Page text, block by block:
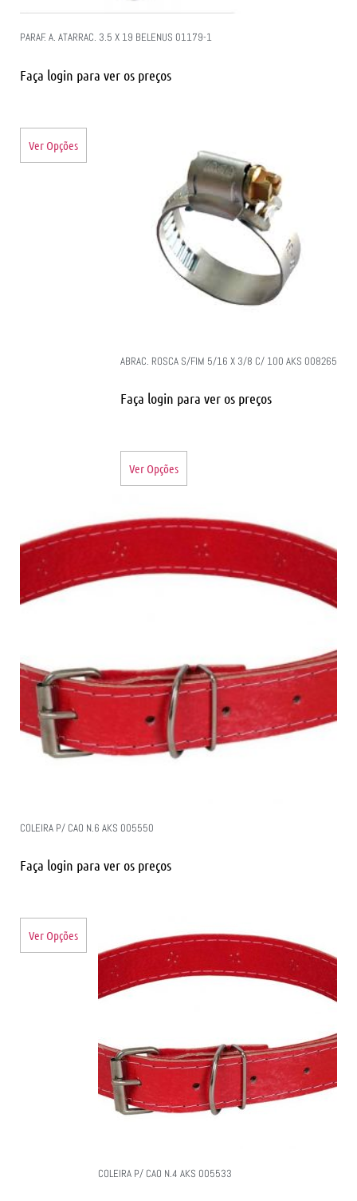
PARAF. A. ATARRAC. 3.5 X 19 BELENUS 01179-1
Faça login para ver os preços
Ver Opções
ABRAC. ROSCA S/FIM 5/16 X 3/8 C/ 100 AKS 008265
Faça login para ver os preços
Ver Opções
COLEIRA P/ CAO N.6 AKS 005550
Faça login para ver os preços
Ver Opções
COLEIRA P/ CAO N.4 AKS 005533